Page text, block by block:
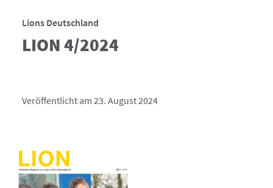
Lions Deutschland
LION 4/2024
Veröffentlicht am 23. August 2024